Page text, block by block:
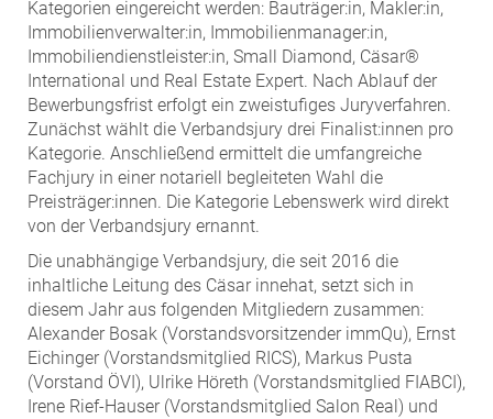
Kategorien eingereicht werden: Bauträger:in, Makler:in,
Immobilienverwalter:in, Immobilienmanager:in,
Immobiliendienstleister:in, Small Diamond, Cäsar®
International und Real Estate Expert. Nach Ablauf der
Bewerbungsfrist erfolgt ein zweistufiges Juryverfahren.
Zunächst wählt die Verbandsjury drei Finalist:innen pro
Kategorie. Anschließend ermittelt die umfangreiche
Fachjury in einer notariell begleiteten Wahl die
Preisträger:innen. Die Kategorie Lebenswerk wird direkt
von der Verbandsjury ernannt.
Die unabhängige Verbandsjury, die seit 2016 die
inhaltliche Leitung des Cäsar innehat, setzt sich in
diesem Jahr aus folgenden Mitgliedern zusammen:
Alexander Bosak (Vorstandsvorsitzender immQu), Ernst
Eichinger (Vorstandsmitglied RICS), Markus Pusta
(Vorstand ÖVI), Ulrike Höreth (Vorstandsmitglied FIABCI),
Irene Rief-Hauser (Vorstandsmitglied Salon Real) und